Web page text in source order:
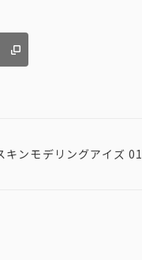
キンモデリングアイズ 01